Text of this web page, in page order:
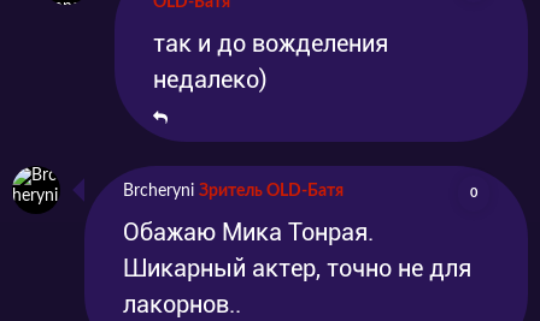
так и до вожделения
недалеко)
Brcheryni Зритель OLD-Батя 0
Обажаю Мика Тонрая.
Шикарный актер, точно не для
лакорнов..